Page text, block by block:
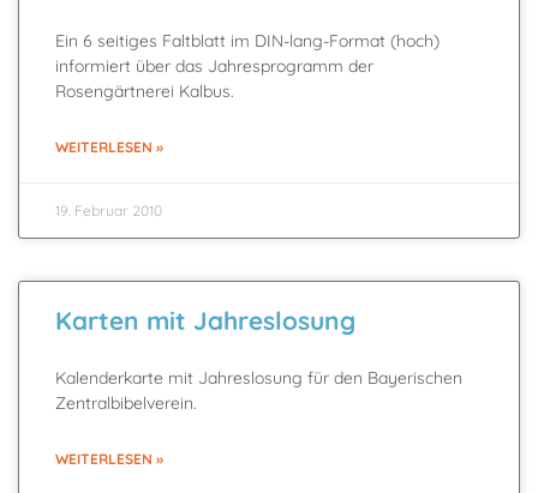
Ein 6 seitiges Faltblatt im DIN-lang-Format (hoch)
informiert über das Jahresprogramm der
Rosengärtnerei Kalbus.
WEITERLESEN »
19. Februar 2010
Karten mit Jahreslosung
Kalenderkarte mit Jahreslosung für den Bayerischen
Zentralbibelverein.
WEITERLESEN »